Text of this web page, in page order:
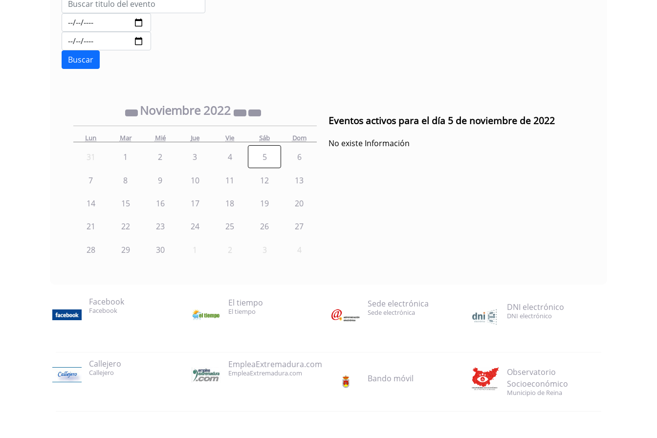
Noviembre 2022
Lun Mar Mié Jue Vie Sáb Dom
31 1 2 3 4 5 6
7 8 9 10 11 12 13
14 15 16 17 18 19 20
21 22 23 24 25 26 27
28 29 30 1 2 3 4
Eventos activos para el día 5 de noviembre de 2022
No existe Información
Facebook
Facebook
El tiempo
El tiempo
Sede electrónica
Sede electrónica DNI electrónico
DNI electrónico
Callejero
Callejero
EmpleaExtremadura.com
EmpleaExtremadura.com
Bando móvil
Observatorio
Socioeconómico
Municipio de Reina